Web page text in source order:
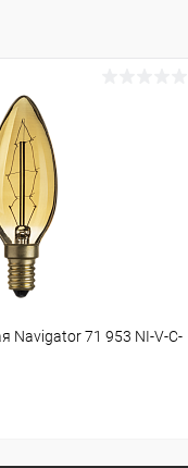
Navigator 71 953 NI-V-C-